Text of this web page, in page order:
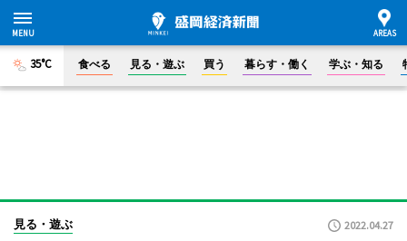
35°C 食べる 見る・遊ぶ 買う 暮らす・働く 学ぶ・知る
見る・遊ぶ 2022.04.27